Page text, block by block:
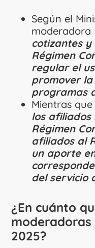
Según el
moderadora
cotizantes
Régimen
regular el
promover la
programas
Mientras
los afiliados
Régimen
afiliados al
un aporte
del servicio
¿En cuánto
2025?